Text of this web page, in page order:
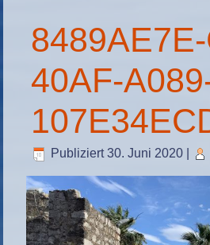
40AF-
Publiziert 30. Juni 2020